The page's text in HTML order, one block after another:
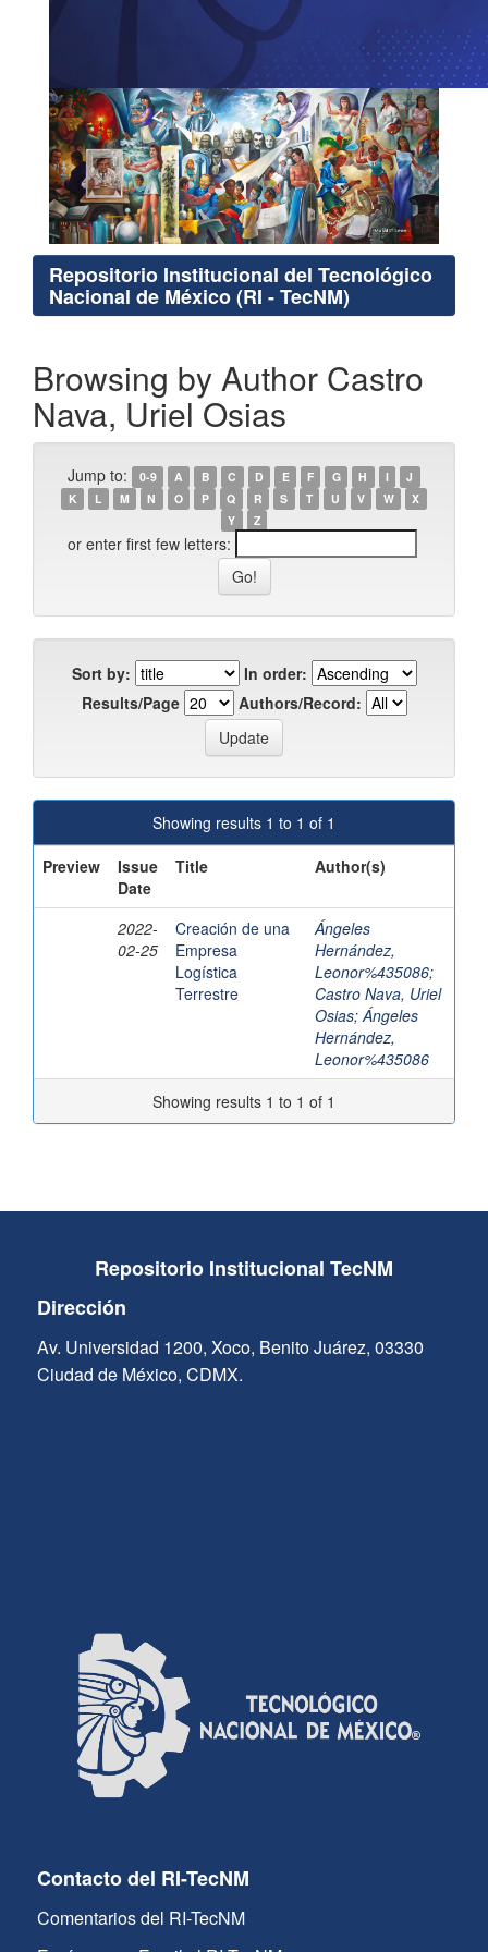
Repositorio Institucional del Tecnológico
Nacional de México (RI - TecNM)
Browsing by Author Castro
Nava, Uriel Osias
Jump to: 0-9 A B C D E F G H I
J
K
L M N O P Q R S T U V W
X
Y
Z
or enter first few letters:
Sort by:
In order:
Results/Page
Authors/Record:
Showing results 1 to 1 of 1
Preview
Issue
Date
Title Author(s)
2022-
02-25
Creación de una
Empresa
Logística
Terrestre
Ángeles
Hernández,
Leonor%435086;
Castro Nava, Uriel
Osias;Ángeles
Hernández,
Leonor%435086
Showing results 1 to 1 of 1
Repositorio Institucional TecNM
Dirección
Av. Universidad 1200, Xoco, Benito Juárez, 03330
Ciudad de México, CDMX.
Contacto del RI-TecNM
Comentarios del RI-TecNM